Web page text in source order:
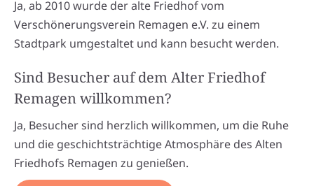
Ja, ab 2010 wurde der alte Friedhof vom
Verschönerungsverein Remagen e.V. zu einem
Stadtpark umgestaltet und kann besucht werden.
Sind Besucher auf dem Alter Friedhof
Remagen willkommen?
Ja, Besucher sind herzlich willkommen, um die Ruhe
und die geschichtsträchtige Atmosphäre des Alten
Friedhofs Remagen zu genießen.